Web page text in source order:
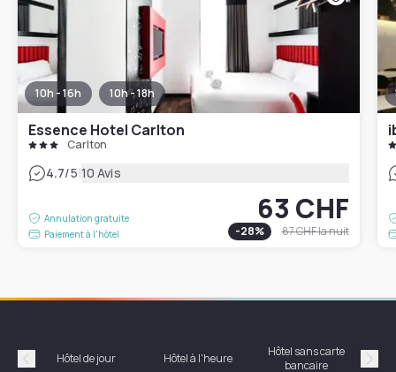
10h - 16h 10h - 18h
Essence Hotel Carlton
Carlton
4.7/5|10 Avis
Annulation gratuite
Paiement à l'hôtel
63 CHF
-28% 87 CHFla nuit
Précédent
Hôtel de jour Hôtel à l'heure
Hôtel sans carte
bancaire